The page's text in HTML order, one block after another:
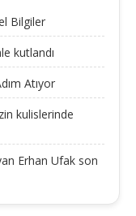
Bilgiler
kutlandı
Atıyor
kulislerinde
Erhan Ufak son